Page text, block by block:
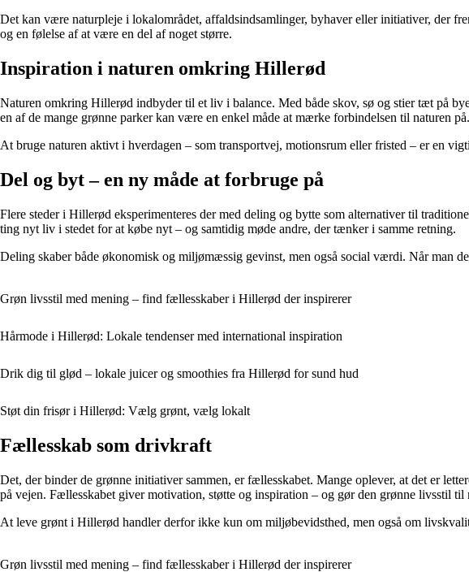
Det kan være naturpleje i lokalområdet, affaldsindsamlinger, byhaver eller initiativer, der
og en følelse af at være en del af noget større.
Inspiration i naturen omkring Hillerød
Naturen omkring Hillerød indbyder til et liv i balance. Med både skov, sø og stier tæt på
en af de mange grønne parker kan være en enkel måde at mærke forbindelsen til naturen på.
At bruge naturen aktivt i hverdagen – som transportvej, motionsrum eller fristed – er en
Del og byt – en ny måde at forbruge på
Flere steder i Hillerød eksperimenteres der med deling og bytte som alternativer til
ting nyt liv i stedet for at købe nyt – og samtidig møde andre, der tænker i samme retning.
Deling skaber både økonomisk og miljømæssig gevinst, men også social værdi. Når man
Grøn livsstil med mening – find fællesskaber i Hillerød der inspirerer
Hårmode i Hillerød: Lokale tendenser med international inspiration
Drik dig til glød – lokale juicer og smoothies fra Hillerød for sund hud
Støt din frisør i Hillerød: Vælg grønt, vælg lokalt
Fællesskab som drivkraft
Det, der binder de grønne initiativer sammen, er fællesskabet. Mange oplever, at det er
på vejen. Fællesskabet giver motivation, støtte og inspiration – og gør den grønne livsstil
At leve grønt i Hillerød handler derfor ikke kun om miljøbevidsthed, men også om
Grøn livsstil med mening – find fællesskaber i Hillerød der inspirerer